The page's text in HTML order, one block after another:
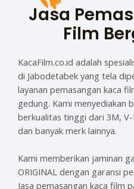
Jasa
Film
KacaFilm.co.id adalah
di Jabodetabek yang tela
layanan pemasangan kaca
gedung. Kami menyediakan
berkualitas tinggi dari 3M,
dan banyak merk lainnya.
Kami memberikan jaminan
ORIGINAL dengan garansi
Jasa pemasangan kaca film